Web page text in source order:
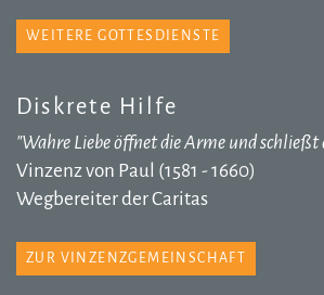
WEITERE GOTTESDIENSTE
Diskrete Hilfe
"Wahre Liebe öffnet die Arme und schließt
Vinzenz von Paul (1581 - 1660)
Wegbereiter der Caritas
ZUR VINZENZGEMEINSCHAFT